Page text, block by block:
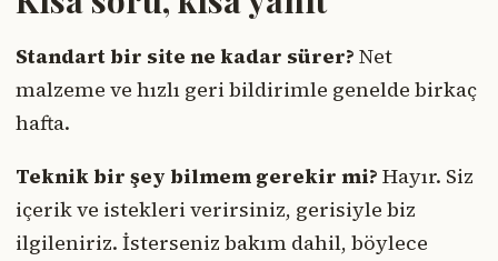
Standart bir site ne kadar sürer? Net
malzeme ve hızlı geri bildirimle genelde birkaç
hafta.
Teknik bir şey bilmem gerekir mi? Hayır. Siz
içerik ve istekleri verirsiniz, gerisiyle biz
ilgileniriz. İsterseniz bakım dahil, böylece